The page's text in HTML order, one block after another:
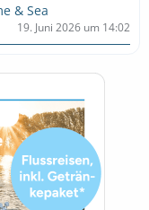
& Sea
19. Juni 2026 um 14:02